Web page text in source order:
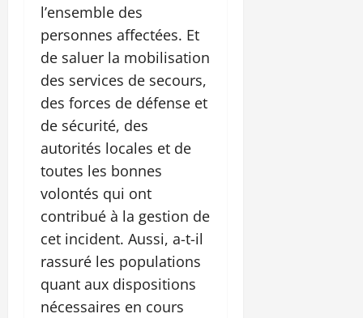
l’ensemble des
personnes affectées. Et
de saluer la mobilisation
des services de secours,
des forces de défense et
de sécurité, des
autorités locales et de
toutes les bonnes
volontés qui ont
contribué à la gestion de
cet incident. Aussi, a-t-il
rassuré les populations
quant aux dispositions
nécessaires en cours